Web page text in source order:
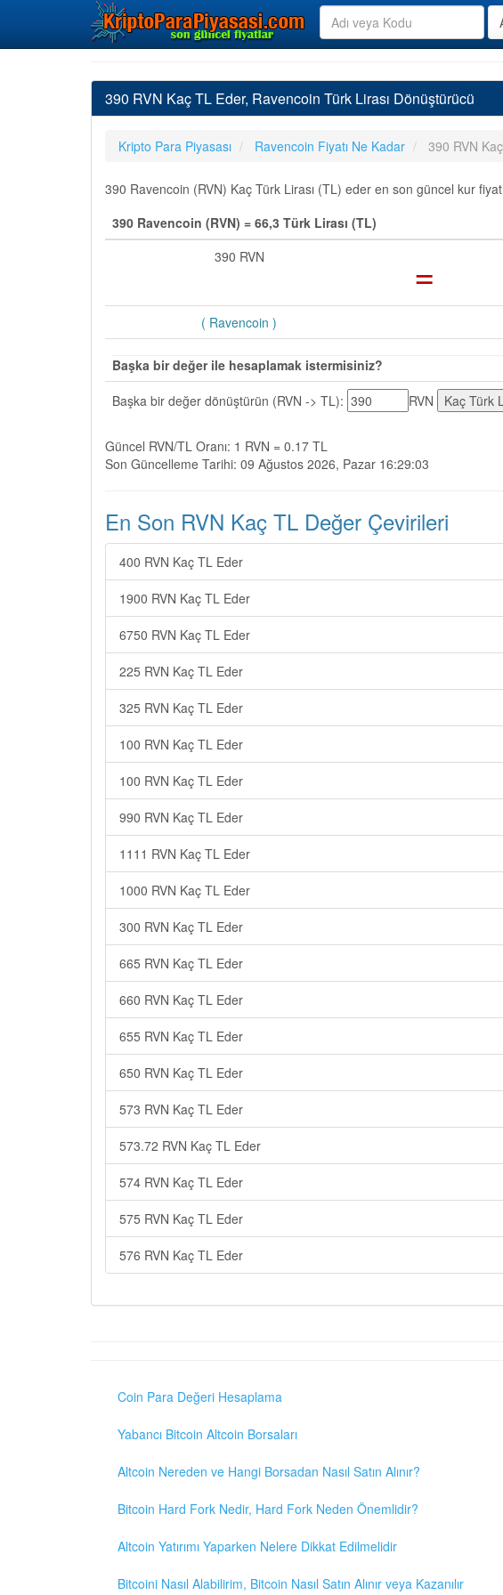
390 RVN Kaç TL Eder, Ravencoin Türk Lirası Dönüştürücü
Kripto Para Piyasası Ravencoin Fiyatı Ne Kadar 390 RVN
390 Ravencoin (RVN) Kaç Türk Lirası (TL) eder en son güncel kur
390 Ravencoin (RVN) = 66,3 Türk Lirası (TL)
390 RVN
=
( Ravencoin )
Başka bir değer ile hesaplamak istermisiniz?
Başka bir değer dönüştürün (RVN -> TL):
RVN
Güncel RVN/TL Oranı: 1 RVN = 0.17 TL
Son Güncelleme Tarihi: 09 Ağustos 2026, Pazar 16:29:03
En Son RVN Kaç TL Değer Çevirileri
400 RVN Kaç TL Eder
1900 RVN Kaç TL Eder
6750 RVN Kaç TL Eder
225 RVN Kaç TL Eder
325 RVN Kaç TL Eder
100 RVN Kaç TL Eder
100 RVN Kaç TL Eder
990 RVN Kaç TL Eder
1111 RVN Kaç TL Eder
1000 RVN Kaç TL Eder
300 RVN Kaç TL Eder
665 RVN Kaç TL Eder
660 RVN Kaç TL Eder
655 RVN Kaç TL Eder
650 RVN Kaç TL Eder
573 RVN Kaç TL Eder
573.72 RVN Kaç TL Eder
574 RVN Kaç TL Eder
575 RVN Kaç TL Eder
576 RVN Kaç TL Eder
Coin Para Değeri Hesaplama
Yabancı Bitcoin Altcoin Borsaları
Altcoin Nereden ve Hangi Borsadan Nasıl Satın Alınır?
Bitcoin Hard Fork Nedir, Hard Fork Neden Önemlidir?
Altcoin Yatırımı Yaparken Nelere Dikkat Edilmelidir
Bitcoini Nasıl Alabilirim, Bitcoin Nasıl Satın Alınır veya Kazanılır